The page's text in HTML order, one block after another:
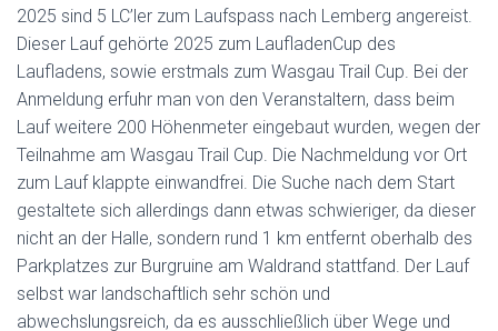
2025 sind 5 LC’ler zum Laufspass nach Lemberg angereist.
Dieser Lauf gehörte 2025 zum LaufladenCup des
Laufladens, sowie erstmals zum Wasgau Trail Cup. Bei der
Anmeldung erfuhr man von den Veranstaltern, dass beim
Lauf weitere 200 Höhenmeter eingebaut wurden, wegen der
Teilnahme am Wasgau Trail Cup. Die Nachmeldung vor Ort
zum Lauf klappte einwandfrei. Die Suche nach dem Start
gestaltete sich allerdings dann etwas schwieriger, da dieser
nicht an der Halle, sondern rund 1 km entfernt oberhalb des
Parkplatzes zur Burgruine am Waldrand stattfand. Der Lauf
selbst war landschaftlich sehr schön und
abwechslungsreich, da es ausschließlich über Wege und